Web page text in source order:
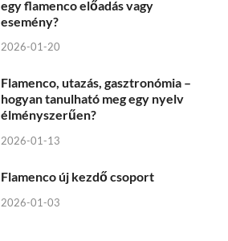
egy flamenco előadás vagy
esemény?
2026-01-20
Flamenco, utazás, gasztronómia –
hogyan tanulható meg egy nyelv
élményszerűen?
2026-01-13
Flamenco új kezdő csoport
2026-01-03